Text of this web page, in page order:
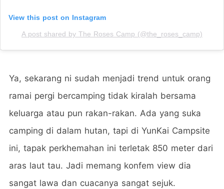
View this post on Instagram
A post shared by The Roses Camp (@the_roses_camp)
Ya, sekarang ni sudah menjadi trend untuk orang
ramai pergi bercamping tidak kiralah bersama
keluarga atau pun rakan-rakan. Ada yang suka
camping di dalam hutan, tapi di YunKai Campsite
ini, tapak perkhemahan ini terletak 850 meter dari
aras laut tau. Jadi memang konfem view dia
sangat lawa dan cuacanya sangat sejuk.